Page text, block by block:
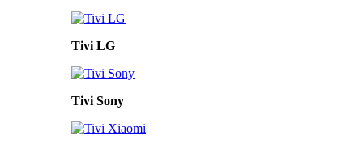
Tivi LG
Tivi Sony